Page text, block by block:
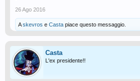
26 Ago 2016
Askevros e Casta piace questo messaggio.
Casta
L'ex presidente!!